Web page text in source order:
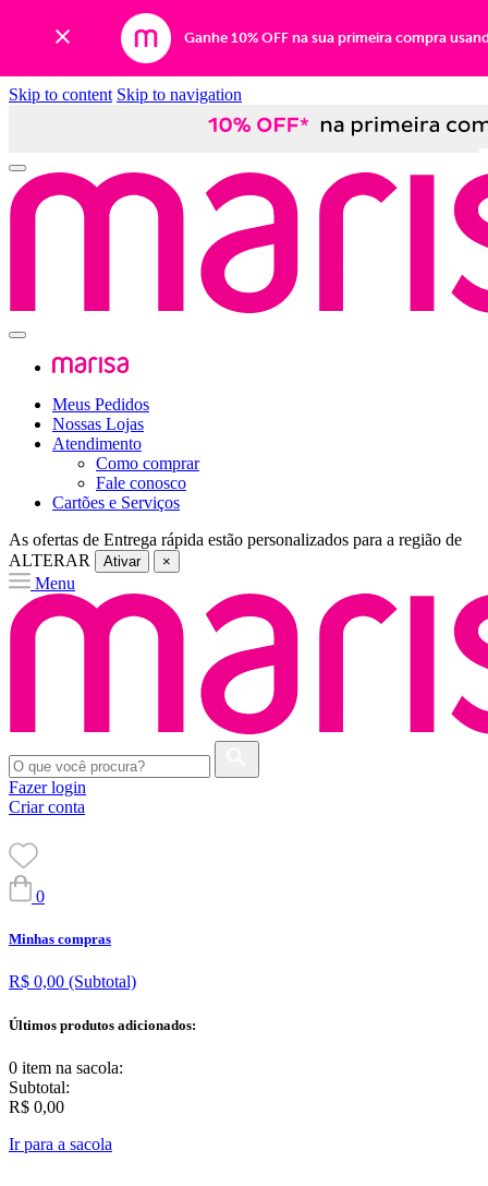
Ganhe 10% OFF na sua primeira compra
Skip to content Skip to navigation
Meus Pedidos
Nossas Lojas
Atendimento
Como comprar
Fale conosco
Cartões e Serviços
As ofertas de Entrega rápida estão personalizados para a região de
ALTERAR
Ativar ×
Menu
Fazer login
Criar conta
0
Minhas compras
R$ 0,00 (Subtotal)
Últimos produtos adicionados:
0 item na sacola:
Subtotal:
R$ 0,00
Ir para a sacola